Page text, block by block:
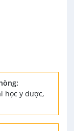
học y dược,